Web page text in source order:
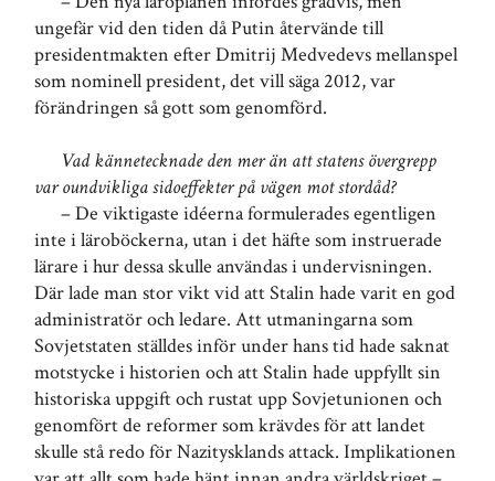
ungefär vid den tiden då Putin återvände till
presidentmakten efter Dmitrij Medvedevs mellanspel
som nominell president, det vill säga 2012, var
förändringen så gott som genomförd.
Vad kännetecknade den mer än att statens övergrepp
var oundvikliga sidoeffekter på vägen mot stordåd?
– De viktigaste idéerna formulerades egentligen
inte i läroböckerna, utan i det häfte som instruerade
lärare i hur dessa skulle användas i undervisningen.
Där lade man stor vikt vid att Stalin hade varit en god
administratör och ledare. Att utmaningarna som
Sovjetstaten ställdes inför under hans tid hade saknat
motstycke i historien och att Stalin hade uppfyllt sin
historiska uppgift och rustat upp Sovjetunionen och
genomfört de reformer som krävdes för att landet
skulle stå redo för Nazitysklands attack. Implikationen